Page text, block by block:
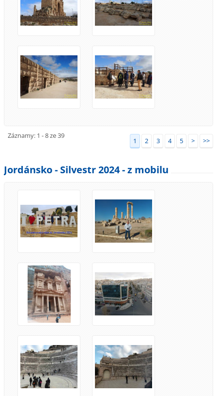
Záznamy: 1 - 8 ze 39
1 2 3 4 5 > >>
Jordánsko - Silvestr 2024 - z mobilu